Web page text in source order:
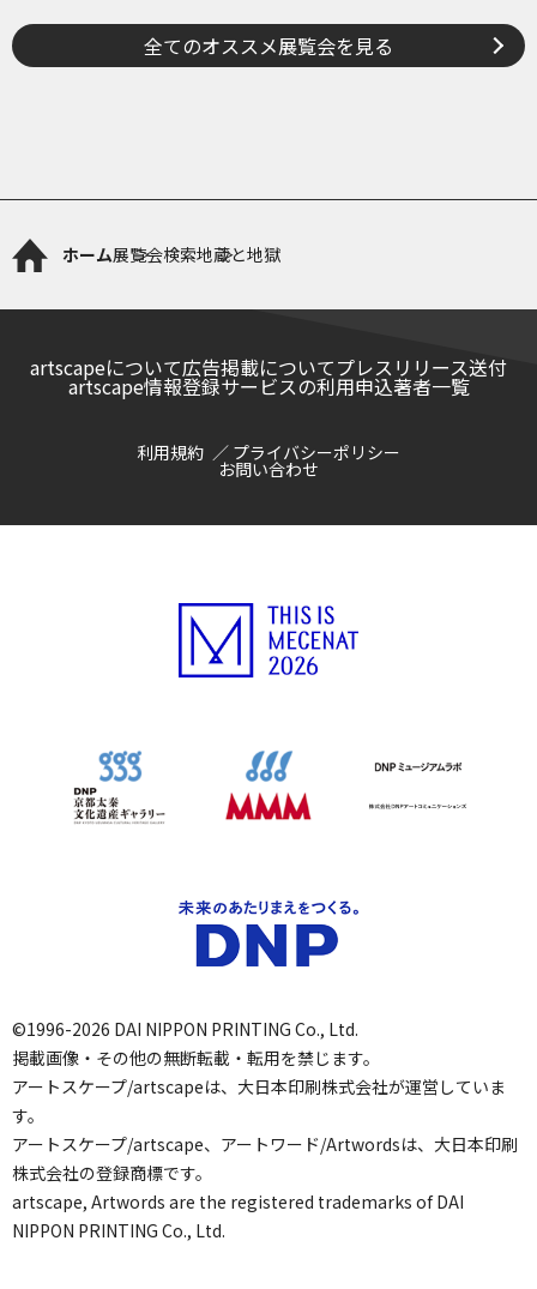
全てのオススメ展覧会を見る
ホーム展覧会検索地蔵と地獄
artscapeについて広告掲載についてプレスリリース送付
artscape情報登録サービスの利用申込著者一覧
利用規約 プライバシーポリシー
お問い合わせ
©1996-2026 DAI NIPPON PRINTING Co., Ltd.
掲載画像・その他の無断転載・転用を禁じます。
アートスケープ/artscapeは、大日本印刷株式会社が運営していま
す。
アートスケープ/artscape、アートワード/Artwordsは、大日本印刷
株式会社の登録商標です。
artscape, Artwords are the registered trademarks of DAI
NIPPON PRINTING Co., Ltd.